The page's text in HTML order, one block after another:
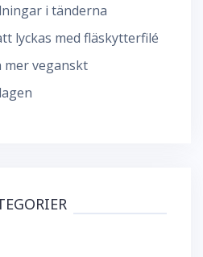
i tänderna
lyckas med fläskytterfilé
veganskt